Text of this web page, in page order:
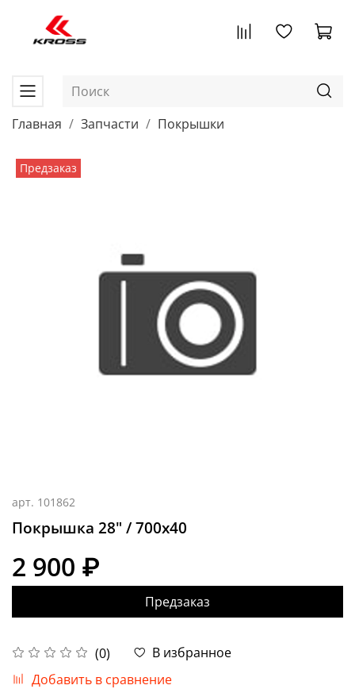
Главная Запчасти Покрышки
Предзаказ
арт. 101862
Покрышка 28" / 700х40
(0)
В избранное
Добавить в сравнение
2 900 ₽
Предзаказ